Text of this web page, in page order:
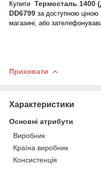
Купити Термосталь 1400
DD6799 за доступною
магазині, або
Приховати
Характеристики
Основні атрибути
Виробник
Країна виробник
Консистенція